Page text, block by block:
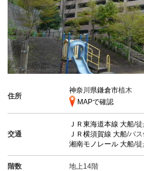
住所
神奈川県鎌倉市植木
MAPで確認
交通
ＪＲ東海道本線大船/
ＪＲ横須賀線大船/バ
湘南モノレール大船/
階数 地上14階